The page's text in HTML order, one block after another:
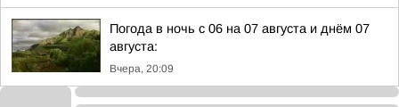
Погода в ночь с 06 на 07 августа и днём 07
августа:
Вчера, 20:09